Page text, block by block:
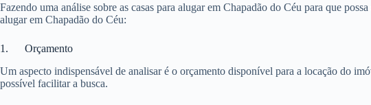
Fazendo uma análise sobre as casas para alugar em Chapadão do Céu para que
alugar em Chapadão do Céu:
1. Orçamento
Um aspecto indispensável de analisar é o orçamento disponível para a locação do
possível facilitar a busca.